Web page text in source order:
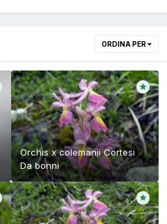
ORDINA PER
Orchis x colemanii Cortesi
Da bonni